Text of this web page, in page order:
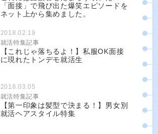
「面接」で飛び出た爆笑エピソードを
ネット上から集めました。
2018.02.19
就活特集記事
【これじゃ落ちるよ！】私服OK面接
に現れたトンデモ就活生
2018.03.05
就活特集記事
【第一印象は髪型で決まる！】男女別
就活ヘアスタイル特集